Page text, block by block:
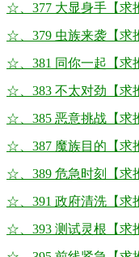
☆、377 大显身手【求
☆、379 虫族来袭【求
☆、381 同你一起【求
☆、383 不太对劲【求
☆、385 恶意挑战【求
☆、387 魔族目的【求
☆、389 危急时刻【求
☆、391 政府清洗【求
☆、393 测试灵根【求